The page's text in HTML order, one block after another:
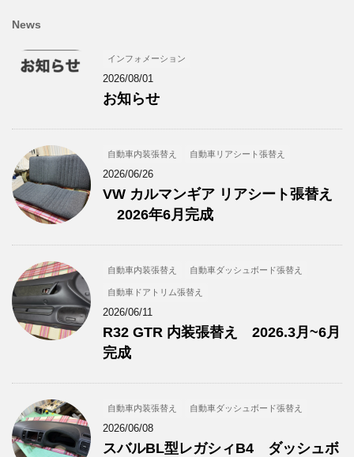
News
インフォメーション
2026/08/01
お知らせ
自動車内装張替え 自動車リアシート張替え
2026/06/26
VW カルマンギア リアシート張替え
2026年6月完成
自動車内装張替え 自動車ダッシュボード張替え
自動車ドアトリム張替え
2026/06/11
R32 GTR 内装張替え 2026.3月~6月
完成
自動車内装張替え 自動車ダッシュボード張替え
2026/06/08
スバルBL型レガシィB4 ダッシュボ